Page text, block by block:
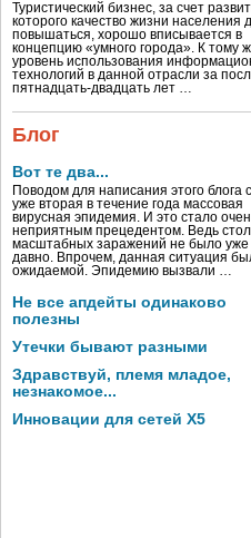
Туристический бизнес, за счет
которого качество жизни населения
повышаться, хорошо вписывается в
концепцию «умного города». К тому
уровень использования
технологий в данной отрасли за
пятнадцать-двадцать лет …
Блог
Вот те два...
Поводом для написания этого блога
уже вторая в течение года массовая
вирусная эпидемия. И это стало
неприятным прецедентом. Ведь
масштабных заражений не было уже
давно. Впрочем, данная ситуация
ожидаемой. Эпидемию вызвали …
Не все апдейты одинаково
полезны
Утечки бывают разными
Здравствуй, племя младое,
незнакомое...
Инновации для сетей X5